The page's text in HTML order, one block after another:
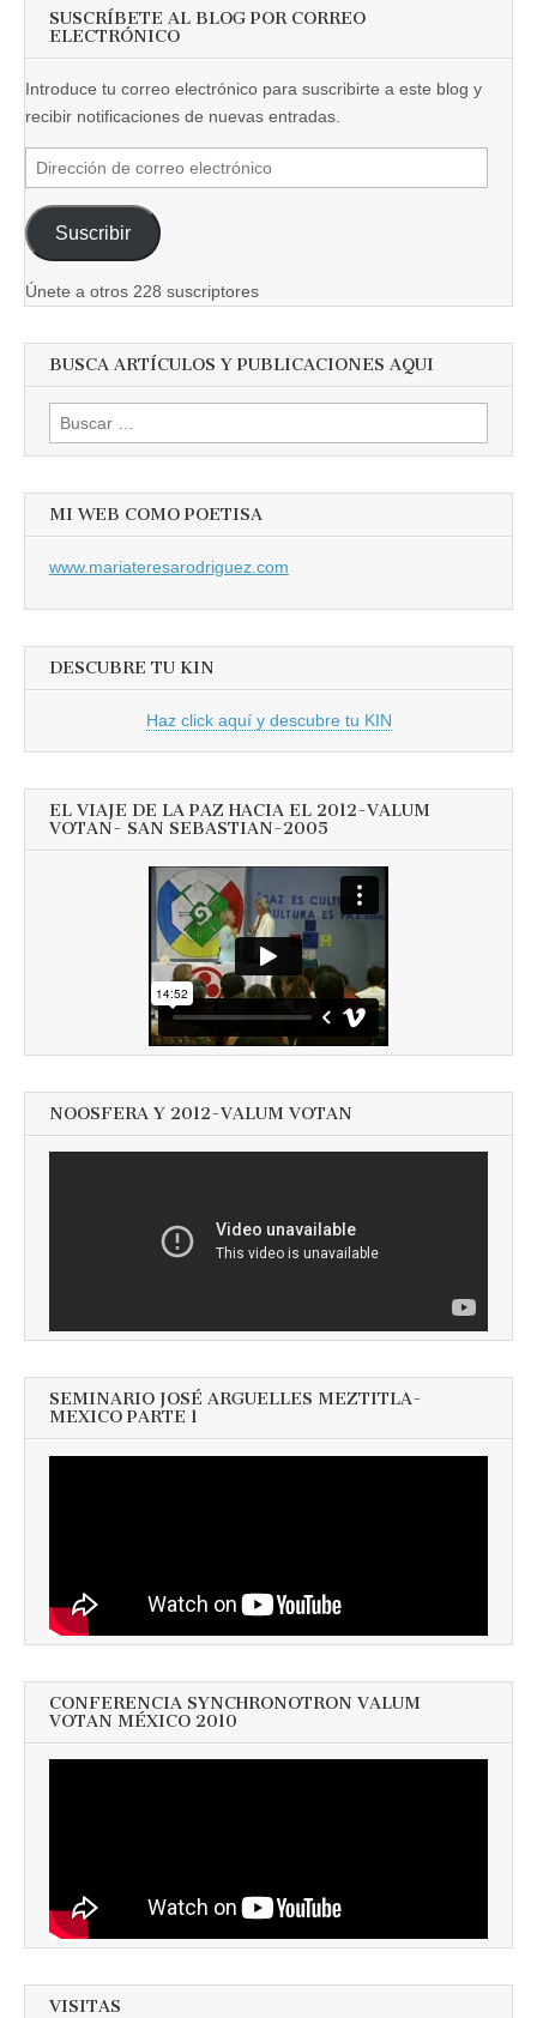
SUSCRÍBETE AL BLOG POR CORREO
ELECTRÓNICO
Introduce tu correo electrónico para suscribirte a este blog y
recibir notificaciones de nuevas entradas.
Dirección
de
correo
electrónico
Suscribir
Únete a otros 228 suscriptores
BUSCA ARTÍCULOS Y PUBLICACIONES AQUI
Buscar:
MI WEB COMO POETISA
www.mariateresarodriguez.com
DESCUBRE TU KIN
Haz click aquí y descubre tu KIN
EL VIAJE DE LA PAZ HACIA EL 2012-VALUM
VOTAN- SAN SEBASTIAN-2005
NOOSFERA Y 2012-VALUM VOTAN
SEMINARIO JOSÉ ARGUELLES MEZTITLA-
MEXICO PARTE 1
CONFERENCIA SYNCHRONOTRON VALUM
VOTAN MÉXICO 2010
VISITAS